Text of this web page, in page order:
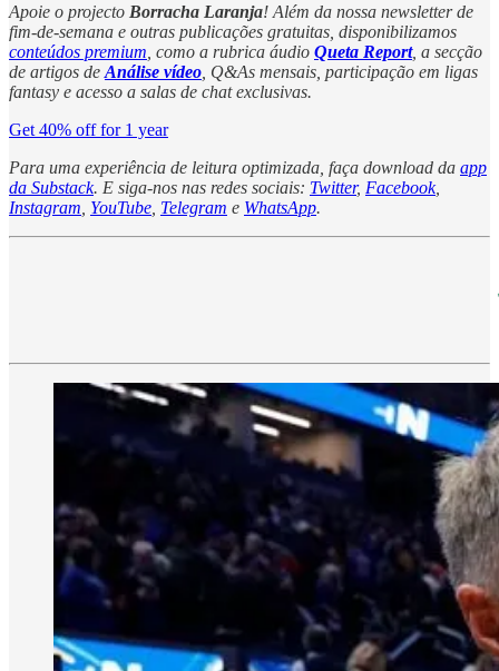
Apoie o projecto Borracha Laranja! Além da nossa newsletter de
fim-de-semana e outras publicações gratuitas, disponibilizamos
conteúdos premium , como a rubrica áudio Queta Report, a secção
de artigos de Análise vídeo , Q&As mensais, participação em ligas
fantasy e acesso a salas de chat exclusivas.
Get 40% off for 1 year
Para uma experiência de leitura optimizada, faça download da app
da Substack. E siga-nos nas redes sociais: Twitter, Facebook,
Instagram YouTube Telegram e WhatsApp.